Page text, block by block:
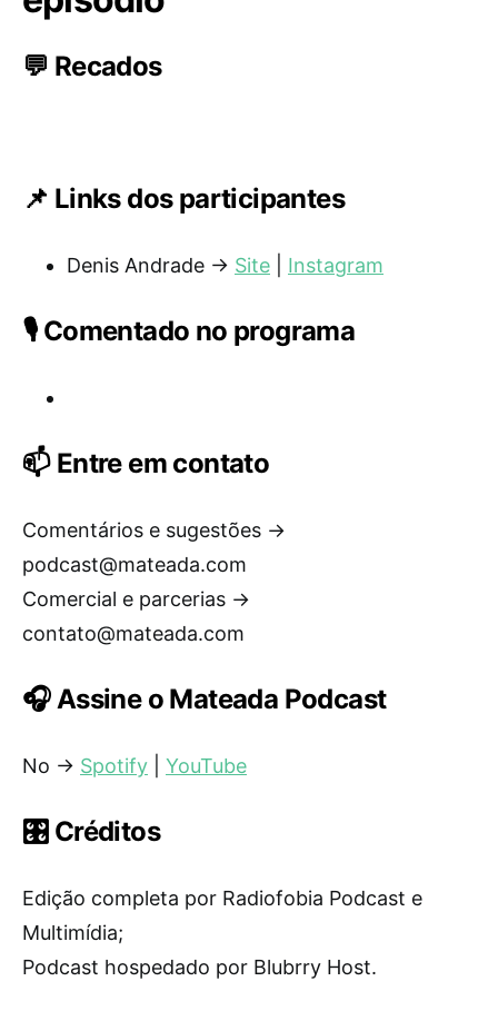
💬 Recados
📌 Links dos participantes
Denis Andrade → Site Instagram
🎙️ Comentado no programa
📫 Entre em contato
Comentários e sugestões →
podcast@mateada.com
Comercial e parcerias →
contato@mateada.com
🎧 Assine o Mateada Podcast
No → Spotify YouTube
🎛️ Créditos
Edição completa por Radiofobia Podcast e
Multimídia;
Podcast hospedado por Blubrry Host.